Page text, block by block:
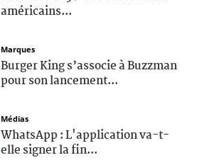
américains...
Marques
Burger King s’associe à Buzzman
pour son lancement...
Médias
WhatsApp : L'application va-t-
elle signer la fin...